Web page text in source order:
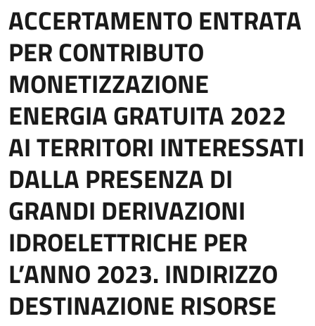
ACCERTAMENTO ENTRATA
PER CONTRIBUTO
MONETIZZAZIONE
ENERGIA GRATUITA 2022
AI TERRITORI INTERESSATI
DALLA PRESENZA DI
GRANDI DERIVAZIONI
IDROELETTRICHE PER
L’ANNO 2023. INDIRIZZO
DESTINAZIONE RISORSE